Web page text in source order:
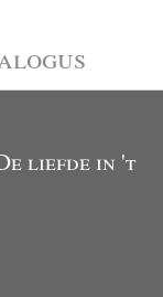
liefde in 't